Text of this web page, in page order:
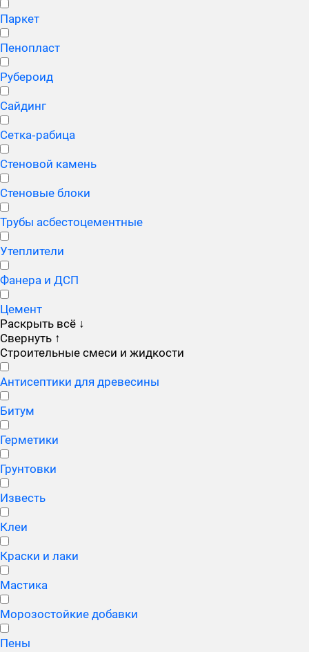
Паркет
Пенопласт
Рубероид
Сайдинг
Сетка‑рабица
Стеновой камень
Стеновые блоки
Трубы асбестоцементные
Утеплители
Фанера и ДСП
Цемент
Раскрыть всё ↓
Свернуть ↑
Строительные смеси и жидкости
Антисептики для древесины
Битум
Герметики
Грунтовки
Известь
Клеи
Краски и лаки
Мастика
Морозостойкие добавки
Пены